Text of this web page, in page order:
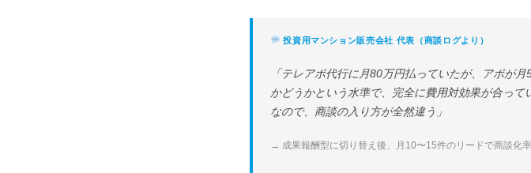
投資用マンション販売会社 代表（商談ログより）
「テレアポ代行に月80万円払っていたが、アポが
かどうかという水準で、完全に費用対効果が合っ
なので、商談の入り方が全然違う」
→ 成果報酬型に切り替え後、月10〜15件のリードで商談化